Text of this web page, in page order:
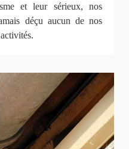
et leur sérieux, nos
déçu aucun de nos